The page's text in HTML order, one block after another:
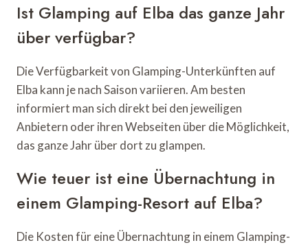
Ist Glamping auf Elba das ganze Jahr
über verfügbar?
Die Verfügbarkeit von Glamping-Unterkünften auf
Elba kann je nach Saison variieren. Am besten
informiert man sich direkt bei den jeweiligen
Anbietern oder ihren Webseiten über die Möglichkeit,
das ganze Jahr über dort zu glampen.
Wie teuer ist eine Übernachtung in
einem Glamping-Resort auf Elba?
Die Kosten für eine Übernachtung in einem Glamping-